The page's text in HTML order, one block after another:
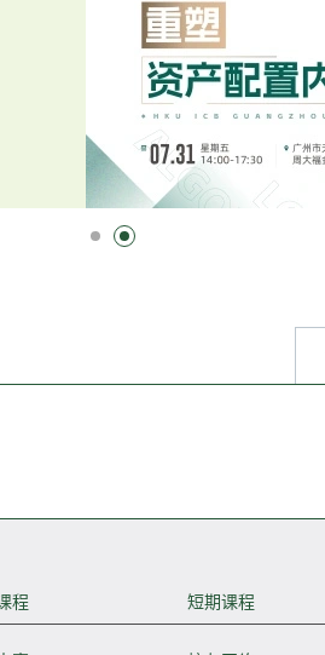
程 短期课程